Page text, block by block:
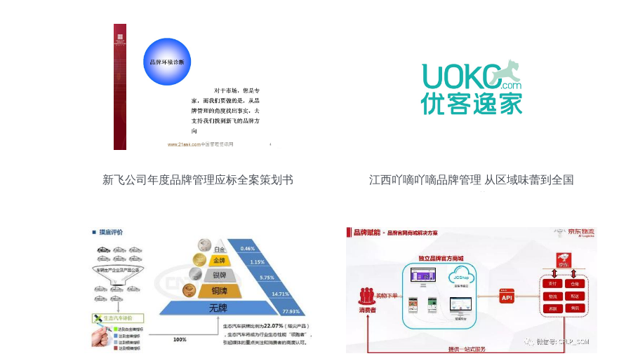
新飞公司年度品牌管理应标全案策划书
江西吖嘀吖嘀品牌管理 从区域味蕾到全国